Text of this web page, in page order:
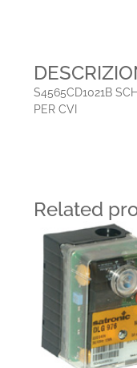
S4565CD1021B
PER CVI
Related